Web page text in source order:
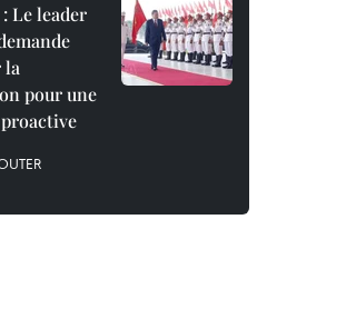
Le leader
la
pour une